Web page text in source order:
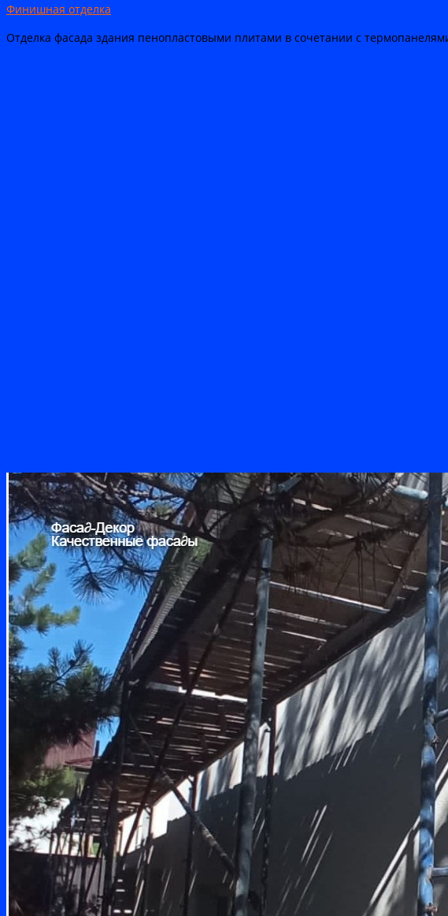
Финишная отделка
Отделка фасада здания пенопластовыми плитами в сочетании с